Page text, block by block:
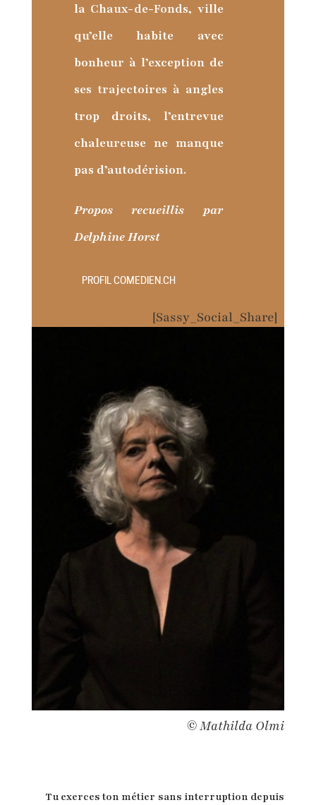
la Chaux-de-Fonds, ville
qu’elle habite avec
bonheur à l’exception de
ses trajectoires à angles
trop droits, l’entrevue
chaleureuse ne manque
pas d’autodérision.
Propos recueillis par
Delphine Horst
PROFIL COMEDIEN.CH
[Sassy_Social_Share]
© Mathilda Olmi
Tu exerces ton métier sans interruption depuis